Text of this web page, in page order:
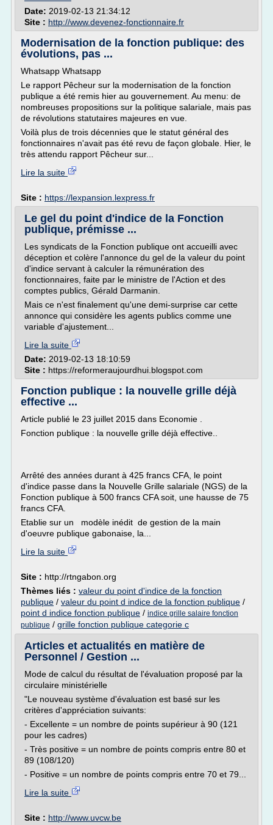
Date: 2019-02-13 21:34:12
Site : http://www.devenez-fonctionnaire.fr
Modernisation de la fonction publique: des
évolutions, pas ...
Whatsapp Whatsapp
Le rapport Pêcheur sur la modernisation de la fonction
publique a été remis hier au gouvernement. Au menu: de
nombreuses propositions sur la politique salariale, mais pas
de révolutions statutaires majeures en vue.
Voilà plus de trois décennies que le statut général des
fonctionnaires n'avait pas été revu de façon globale. Hier, le
très attendu rapport Pêcheur sur...
Lire la suite
Site : https://lexpansion.lexpress.fr
Le gel du point d'indice de la Fonction
publique, prémisse ...
Les syndicats de la Fonction publique ont accueilli avec
déception et colère l'annonce du gel de la valeur du point
d'indice servant à calculer la rémunération des
fonctionnaires, faite par le ministre de l'Action et des
comptes publics, Gérald Darmanin.
Mais ce n'est finalement qu'une demi-surprise car cette
annonce qui considère les agents publics comme une
variable d'ajustement...
Lire la suite
Date: 2019-02-13 18:10:59
Site : https://reformeraujourdhui.blogspot.com
Fonction publique : la nouvelle grille déjà
effective ...
Article publié le 23 juillet 2015 dans Economie .
Fonction publique : la nouvelle grille déjà effective..
Arrêté des années durant à 425 francs CFA, le point
d'indice passe dans la Nouvelle Grille salariale (NGS) de la
Fonction publique à 500 francs CFA soit, une hausse de 75
francs CFA.
Etablie sur un modèle inédit de gestion de la main
d'oeuvre publique gabonaise, la...
Lire la suite
Site : http://rtngabon.org
Thèmes liés : valeur du point d'indice de la fonction
publique / valeur du point d indice de la fonction publique /
point d indice fonction publique / indice grille salaire fonction
publique / grille fonction publique categorie c
Articles et actualités en matière de
Personnel / Gestion ...
Mode de calcul du résultat de l'évaluation proposé par la
circulaire ministérielle
"Le nouveau système d'évaluation est basé sur les
critères d'appréciation suivants:
- Excellente = un nombre de points supérieur à 90 (121
pour les cadres)
- Très positive = un nombre de points compris entre 80 et
89 (108/120)
- Positive = un nombre de points compris entre 70 et 79...
Lire la suite
Site : http://www.uvcw.be